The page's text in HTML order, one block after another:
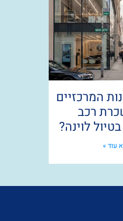
המרכזיים
רכב
לוינה?
עוד »